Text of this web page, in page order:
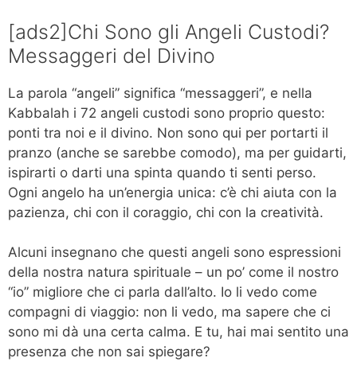
[ads2]Chi Sono gli Angeli Custodi?
Messaggeri del Divino
La parola “angeli” significa “messaggeri”, e nella
Kabbalah i 72 angeli custodi sono proprio questo:
ponti tra noi e il divino. Non sono qui per portarti il
pranzo (anche se sarebbe comodo), ma per guidarti,
ispirarti o darti una spinta quando ti senti perso.
Ogni angelo ha un’energia unica: c’è chi aiuta con la
pazienza, chi con il coraggio, chi con la creatività.
Alcuni insegnano che questi angeli sono espressioni
della nostra natura spirituale – un po’ come il nostro
“io” migliore che ci parla dall’alto. Io li vedo come
compagni di viaggio: non li vedo, ma sapere che ci
sono mi dà una certa calma. E tu, hai mai sentito una
presenza che non sai spiegare?